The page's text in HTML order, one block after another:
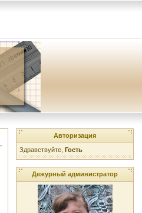
Авторизация
Здравствуйте, Гость
Дежурный администратор